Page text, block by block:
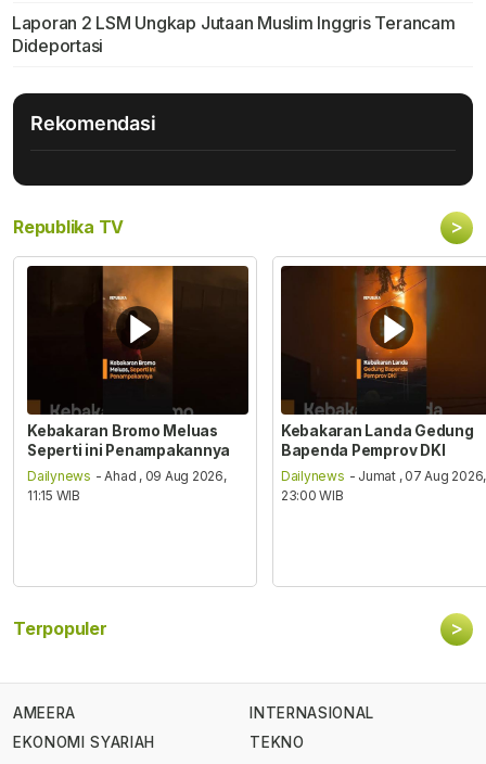
Laporan 2 LSM Ungkap Jutaan Muslim Inggris Terancam
Dideportasi
Rekomendasi
Republika TV >
Kebakaran Bromo Meluas
Seperti ini Penampakannya
Dailynews - Ahad , 09 Aug 2026,
11:15 WIB
Kebakaran Landa Gedung
Bapenda Pemprov DKI
Dailynews - Jumat , 07 Aug 2026,
23:00 WIB
Terpopuler >
AMEERA
EKONOMI SYARIAH
INTERNASIONAL
TEKNO